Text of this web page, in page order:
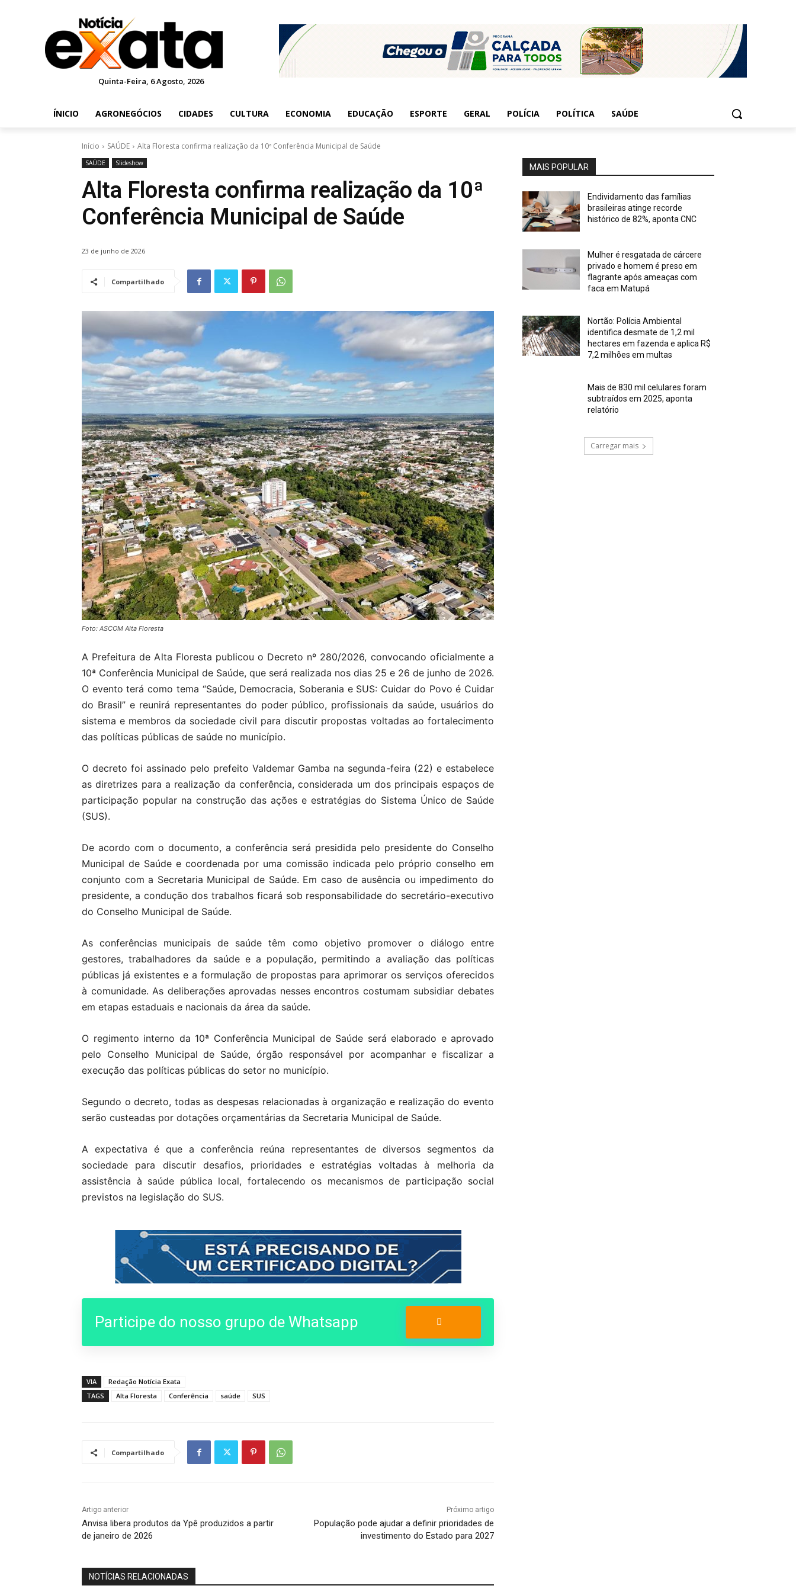
Quinta-Feira, 6 Agosto, 2026
ÍNICIO AGRONEGÓCIOS CIDADES CULTURA ECONOMIA EDUCAÇÃO ESPORTE GERAL POLÍCIA POLÍTICA SAÚDE
Início SAÚDE Alta Floresta confirma realização da 10ª Conferência Municipal de Saúde
SAÚDE Slideshow
Alta Floresta confirma realização da 10ª
Conferência Municipal de Saúde
23 de junho de 2026
Compartilhado
Foto: ASCOM Alta Floresta
A Prefeitura de Alta Floresta publicou o Decreto nº 280/2026, convocando oficialmente a
10ª Conferência Municipal de Saúde, que será realizada nos dias 25 e 26 de junho de 2026.
O evento terá como tema “Saúde, Democracia, Soberania e SUS: Cuidar do Povo é Cuidar
do Brasil” e reunirá representantes do poder público, profissionais da saúde, usuários do
sistema e membros da sociedade civil para discutir propostas voltadas ao fortalecimento
das políticas públicas de saúde no município.
O decreto foi assinado pelo prefeito Valdemar Gamba na segunda-feira (22) e estabelece
as diretrizes para a realização da conferência, considerada um dos principais espaços de
participação popular na construção das ações e estratégias do Sistema Único de Saúde
(SUS).
De acordo com o documento, a conferência será presidida pelo presidente do Conselho
Municipal de Saúde e coordenada por uma comissão indicada pelo próprio conselho em
conjunto com a Secretaria Municipal de Saúde. Em caso de ausência ou impedimento do
presidente, a condução dos trabalhos ficará sob responsabilidade do secretário-executivo
do Conselho Municipal de Saúde.
As conferências municipais de saúde têm como objetivo promover o diálogo entre
gestores, trabalhadores da saúde e a população, permitindo a avaliação das políticas
públicas já existentes e a formulação de propostas para aprimorar os serviços oferecidos
à comunidade. As deliberações aprovadas nesses encontros costumam subsidiar debates
em etapas estaduais e nacionais da área da saúde.
O regimento interno da 10ª Conferência Municipal de Saúde será elaborado e aprovado
pelo Conselho Municipal de Saúde, órgão responsável por acompanhar e fiscalizar a
execução das políticas públicas do setor no município.
Segundo o decreto, todas as despesas relacionadas à organização e realização do evento
serão custeadas por dotações orçamentárias da Secretaria Municipal de Saúde.
A expectativa é que a conferência reúna representantes de diversos segmentos da
sociedade para discutir desafios, prioridades e estratégias voltadas à melhoria da
assistência à saúde pública local, fortalecendo os mecanismos de participação social
previstos na legislação do SUS.
Participe do nosso grupo de Whatsapp
VIA
Redação Notícia Exata
TAGS
Alta Floresta Conferência saúde SUS
Compartilhado
Artigo anterior
Anvisa libera produtos da Ypê produzidos a partir
de janeiro de 2026
Próximo artigo
População pode ajudar a definir prioridades de
investimento do Estado para 2027
NOTÍCIAS RELACIONADAS
MAIS POPULAR
Endividamento das famílias
brasileiras atinge recorde
histórico de 82%, aponta CNC
Mulher é resgatada de cárcere
privado e homem é preso em
flagrante após ameaças com
faca em Matupá
Nortão: Polícia Ambiental
identifica desmate de 1,2 mil
hectares em fazenda e aplica R$
7,2 milhões em multas
Mais de 830 mil celulares foram
subtraídos em 2025, aponta
relatório
Carregar mais